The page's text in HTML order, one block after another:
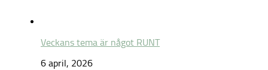
Veckans tema är något RUNT
6 april, 2026